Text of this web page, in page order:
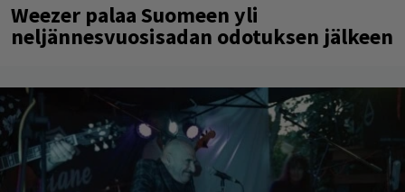
Weezer palaa Suomeen yli
neljännesvuosisadan odotuksen jälkeen